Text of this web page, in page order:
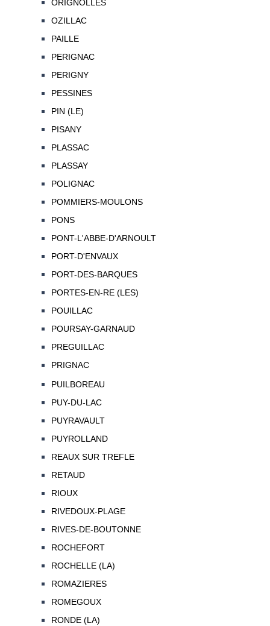
ORIGNOLLES
OZILLAC
PAILLE
PERIGNAC
PERIGNY
PESSINES
PIN (LE)
PISANY
PLASSAC
PLASSAY
POLIGNAC
POMMIERS-MOULONS
PONS
PONT-L'ABBE-D'ARNOULT
PORT-D'ENVAUX
PORT-DES-BARQUES
PORTES-EN-RE (LES)
POUILLAC
POURSAY-GARNAUD
PREGUILLAC
PRIGNAC
PUILBOREAU
PUY-DU-LAC
PUYRAVAULT
PUYROLLAND
REAUX SUR TREFLE
RETAUD
RIOUX
RIVEDOUX-PLAGE
RIVES-DE-BOUTONNE
ROCHEFORT
ROCHELLE (LA)
ROMAZIERES
ROMEGOUX
RONDE (LA)